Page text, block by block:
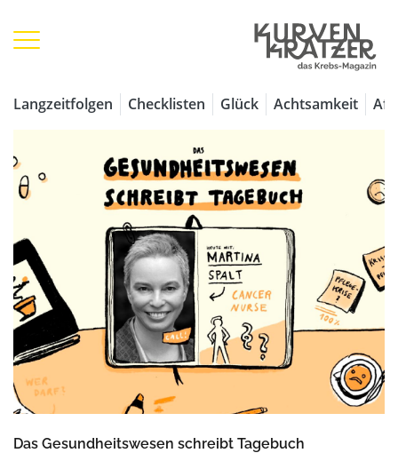
Langzeitfolgen Checklisten Glück Achtsamkeit
Das Gesundheitswesen schreibt Tagebuch